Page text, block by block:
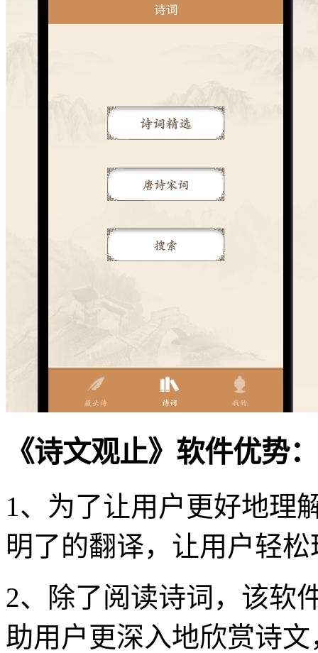
《诗文观止》软件优势：
1、为了让用户更好地理
明了的翻译，让用户轻
2、除了阅读诗词，该软
助用户更深入地欣赏诗